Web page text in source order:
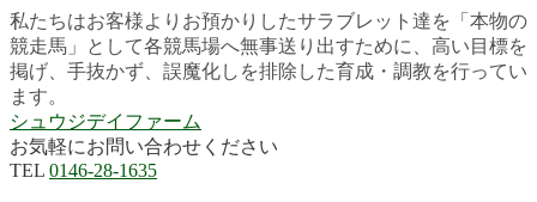
私たちはお客様よりお預かりしたサラブレット達を「本物の
競走馬」として各競馬場へ無事送り出すために、高い目標を
掲げ、手抜かず、誤魔化しを排除した育成・調教を行ってい
ます。
シュウジデイファーム
お気軽にお問い合わせください
TEL 0146-28-1635